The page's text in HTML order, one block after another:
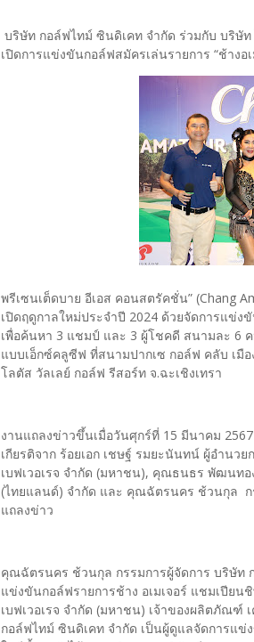
บริษัท กอล์ฟไทม์ ซินดิเคท จำกัด ร่วมกับ บริษัท
เปิดการแข่งขันกอล์ฟสมัครเล่นรายการ “ช้างอ
พรีเซนเต็ดบาย อีเอส คอนสตรัคชั่น” (Chang
เปิดฤดูกาลใหม่ประจำปี 2024 ด้วยจัดการแข่
เพื่อค้นหา 3 แชมป์ และ 3 ผู้โชคดี สนามละ 6
แบบเอ็กซ์คลูซีฟ ที่สนามปากเซ กอล์ฟ คลับ เมื
โลตัส วัลเลย์ กอล์ฟ รีสอร์ท จ.ฉะเชิงเทรา
งานแถลงข่าวขึ้นเมื่อวันศุกร์ที่ 15 มีนาคม
เกียรติจาก ร้อยเอก เชษฐ์ รมยะนันทน์ ผู้อำนว
เบฟเวอเรจ จำกัด (มหาชน), คุณธนธร พัฒนท
(ไทยแลนด์) จำกัด และ คุณฉัตรนคร ช้วนกุล ก
แถลงข่าว
คุณฉัตรนคร ช้วนกุล กรรมการผู้จัดการ บริษัท
แข่งขันกอล์ฟรายการช้าง อเมเจอร์ แชมเปีย
เบฟเวอเรจ จำกัด (มหาชน) เจ้าของผลิตภัณฑ์
กอล์ฟไทม์ ซินดิเคท จำกัด เป็นผู้ดูแลจัดการแ